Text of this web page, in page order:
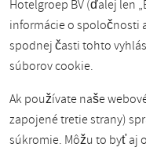
Hotelgroep BV (ďalej len
informácie o spoločnosti
spodnej časti tohto
súborov cookie.
Ak používate naše
zapojené tretie strany)
súkromie. Môžu to byť aj